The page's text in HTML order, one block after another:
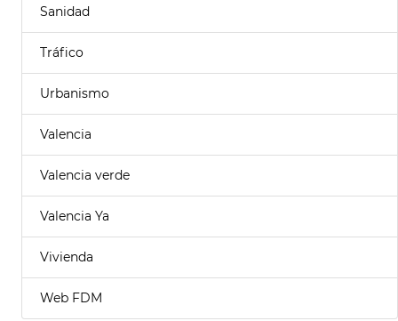
Sanidad
Tráfico
Urbanismo
Valencia
Valencia verde
Valencia Ya
Vivienda
Web FDM